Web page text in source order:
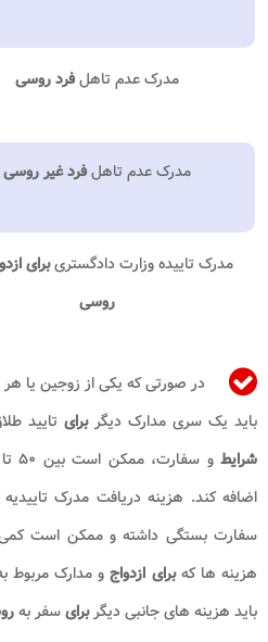
مدرک عدم تاهلفرد روسی
مدرک عدم تاهلفرد غیر روسی
مدرک تاییده وزارت دادگستریبرای
روسی
در صورتی که یکی از زوجین یا
باید یک سری مدارک دیگربرای تایید
شرایط
اضافه کند. هزینه دریافت مدرک
سفارت بستگی داشته و ممکن است کمی
هزینه ها کهبرای ازدواج و مدارک مربوط
باید هزینه های جانبی دیگربرایسفر به